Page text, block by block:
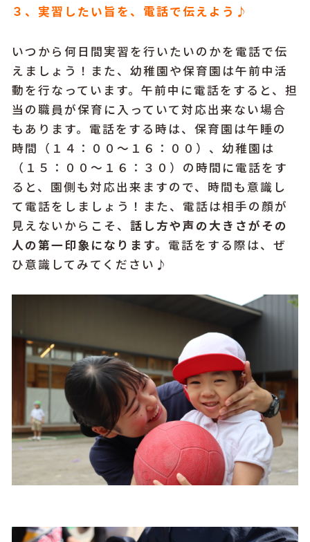
３、実習したい旨を、電話で伝えよう♪
いつから何日間実習を行いたいのかを電話で伝
えましょう！また、幼稚園や保育園は午前中活
動を行なっています。午前中に電話をすると、担
当の職員が保育に入っていて対応出来ない場合
もあります。電話をする時は、保育園は午睡の
時間（１４：００〜１６：００）、幼稚園は
（１５：００〜１６：３０）の時間に電話をす
ると、園側も対応出来ますので、時間も意識し
て電話をしましょう！また、電話は相手の顔が
見えないからこそ、 話し方や声の大きさがその
人の第一印象になります。 電話をする際は、ぜ
ひ意識してみてください♪